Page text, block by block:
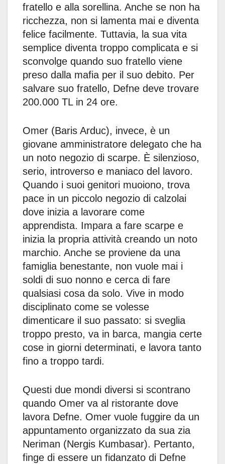
fratello e alla sorellina. Anche se non ha
ricchezza, non si lamenta mai e diventa
felice facilmente. Tuttavia, la sua vita
semplice diventa troppo complicata e si
sconvolge quando suo fratello viene
preso dalla mafia per il suo debito. Per
salvare suo fratello, Defne deve trovare
200.000 TL in 24 ore.
Omer (Baris Arduc), invece, è un
giovane amministratore delegato che ha
un noto negozio di scarpe. È silenzioso,
serio, introverso e maniaco del lavoro.
Quando i suoi genitori muoiono, trova
pace in un piccolo negozio di calzolai
dove inizia a lavorare come
apprendista. Impara a fare scarpe e
inizia la propria attività creando un noto
marchio. Anche se proviene da una
famiglia benestante, non vuole mai i
soldi di suo nonno e cerca di fare
qualsiasi cosa da solo. Vive in modo
disciplinato come se volesse
dimenticare il suo passato: si sveglia
troppo presto, va in barca, mangia certe
cose in giorni determinati, e lavora tanto
fino a troppo tardi.
Questi due mondi diversi si scontrano
quando Omer va al ristorante dove
lavora Defne. Omer vuole fuggire da un
appuntamento organizzato da sua zia
Neriman (Nergis Kumbasar). Pertanto,
finge di essere un fidanzato di Defne